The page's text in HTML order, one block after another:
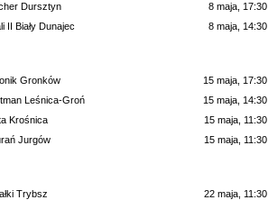
Dursztyn
8 maja, 17:30
II Biały Dunajec 8 maja, 14:30
Gronków
15 maja, 17:30
Leśnica-Groń
15 maja, 14:30
Krośnica
15 maja, 11:30
Jurgów 15 maja, 11:30
Trybsz
22 maja, 11:30